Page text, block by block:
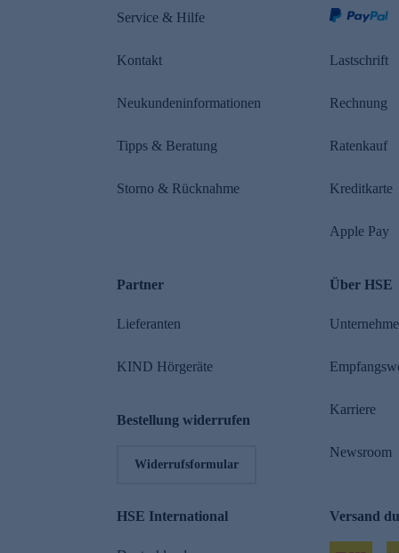
Service & Hilfe
Kontakt
Neukundeninformationen
Tipps & Beratung
Storno & Rücknahme
Lastschrift
Rechnung
Ratenkauf
Kreditkarte
Apple Pay
Partner
Lieferanten
KIND Hörgeräte
Bestellung widerrufen
Widerrufsformular
Über HSE
Karriere
Newsroom
HSE International Versand